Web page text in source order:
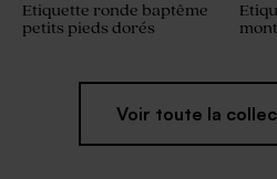
Etiquette ronde baptême
petits pieds dorés
Voir toute la